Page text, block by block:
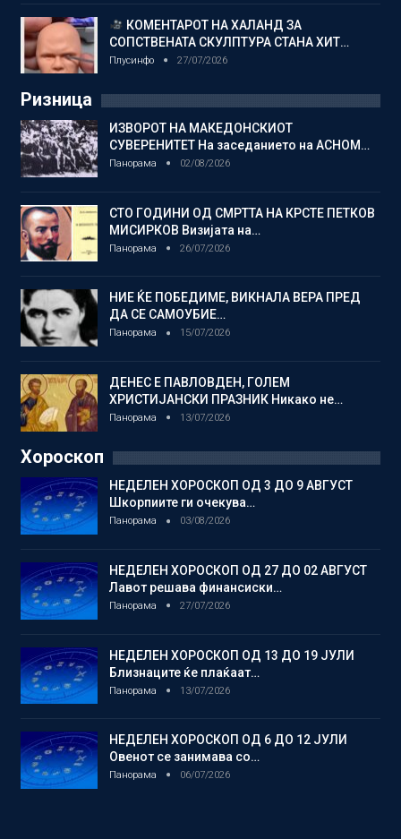
КОМЕНТАРОТ НА ХАЛАНД ЗА
СОПСТВЕНАТА СКУЛПТУРА СТАНА ХИТ…
Плусинфо 27/07/2026
Ризница
ИЗВОРОТ НА МАКЕДОНСКИОТ
СУВЕРЕНИТЕТ На заседанието на АСНОМ…
Панорама 02/08/2026
СТО ГОДИНИ ОД СМРТТА НА КРСТЕ ПЕТКОВ
МИСИРКОВ Визијата на…
Панорама 26/07/2026
НИЕ ЌЕ ПОБЕДИМЕ, ВИКНАЛА ВЕРА ПРЕД
ДА СЕ САМОУБИЕ…
Панорама 15/07/2026
ДЕНЕС Е ПАВЛОВДЕН, ГОЛЕМ
ХРИСТИЈАНСКИ ПРАЗНИК Никако не…
Панорама 13/07/2026
Хороскоп
НЕДЕЛЕН ХОРОСКОП ОД 3 ДО 9 АВГУСТ
Шкорпиите ги очекува…
Панорама 03/08/2026
НЕДЕЛЕН ХОРОСКОП ОД 27 ДО 02 АВГУСТ
Лавот решава финансиски…
Панорама 27/07/2026
НЕДЕЛЕН ХОРОСКОП ОД 13 ДО 19 ЈУЛИ
Близнаците ќе плаќаат…
Панорама 13/07/2026
НЕДЕЛЕН ХОРОСКОП ОД 6 ДО 12 ЈУЛИ
Овенот се занимава со…
Панорама 06/07/2026